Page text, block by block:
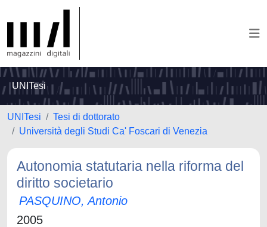
UNITesi
UNITesi
Tesi di dottorato
Università degli Studi Ca' Foscari di Venezia
Autonomia statutaria nella riforma del
diritto societario
PASQUINO, Antonio
2005